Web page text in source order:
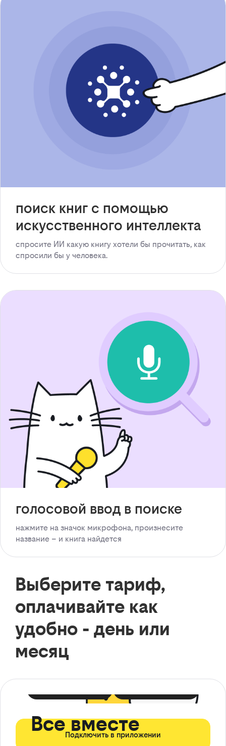
поиск книг с помощью
искусственного интеллекта
спросите ИИ какую книгу хотели бы прочитать, как
спросили бы у человека.
голосовой ввод в поиске
нажмите на значок микрофона, произнесите
название – и книга найдется
Выберите тариф,
оплачивайте как
удобно - день или
месяц
Все вместе
Подключить в приложении